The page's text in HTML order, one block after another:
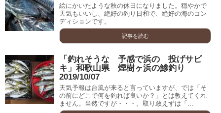
絵にかいたような秋の休日になりました。穏やかで
天気もいいし、絶好の釣り日和で、絶好の海のコン
ディションです。
記事を読む
「釣れそうな 予感で浜の 投げサビ
キ」和歌山県 煙樹ヶ浜の鯵釣り
2019/10/07
天気予報は台風が来ると言っていますが、では「そ
の前にどこで何を釣れば良いか？」とは教えてくれ
ません。当然ですが・・・。取り敢えずは「...